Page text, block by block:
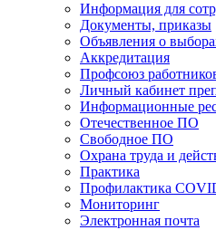
Информация для
Документы, приказы
Объявления о
Аккредитация
Профсоюз
Личный кабинет
Информационные
Отечественное ПО
Свободное ПО
Охрана труда и
Практика
Профилактика
Мониторинг
Электронная почта